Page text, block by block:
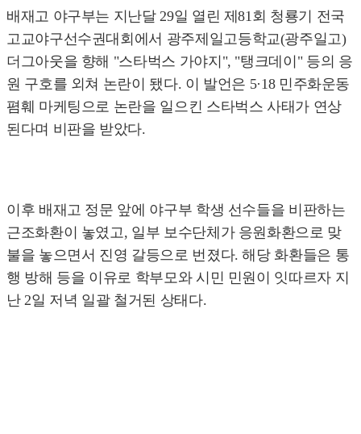
배재고 야구부는 지난달 29일 열린 제81회 청룡기 전국
고교야구선수권대회에서 광주제일고등학교(광주일고)
더그아웃을 향해 "스타벅스 가야지", "탱크데이" 등의 응
원 구호를 외쳐 논란이 됐다. 이 발언은 5·18 민주화운동
폄훼 마케팅으로 논란을 일으킨 스타벅스 사태가 연상
된다며 비판을 받았다.
이후 배재고 정문 앞에 야구부 학생 선수들을 비판하는
근조화환이 놓였고, 일부 보수단체가 응원화환으로 맞
불을 놓으면서 진영 갈등으로 번졌다. 해당 화환들은 통
행 방해 등을 이유로 학부모와 시민 민원이 잇따르자 지
난 2일 저녁 일괄 철거된 상태다.